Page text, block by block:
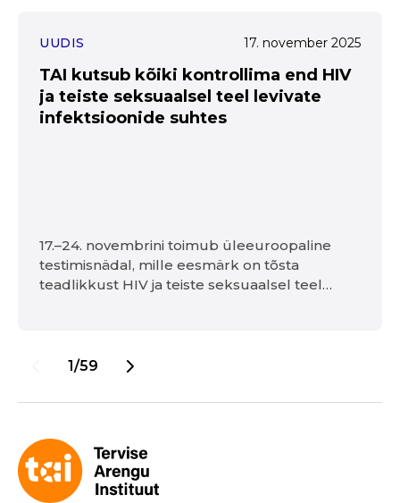
UUDIS 17. november 2025
TAI kutsub kõiki kontrollima end HIV
ja teiste seksuaalsel teel levivate
infektsioonide suhtes
17.–24. novembrini toimub üleeuroopaline
testimisnädal, mille eesmärk on tõsta
teadlikkust HIV ja teiste seksuaalsel teel
hoolivast seksuaalkäitumisest.
1/59